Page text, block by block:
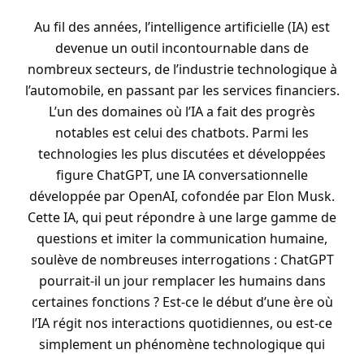
Au fil des années, l’intelligence artificielle (IA) est
devenue un outil incontournable dans de
nombreux secteurs, de l’industrie technologique à
l’automobile, en passant par les services financiers.
L’un des domaines où l’IA a fait des progrès
notables est celui des chatbots. Parmi les
technologies les plus discutées et développées
figure ChatGPT, une IA conversationnelle
développée par OpenAI, cofondée par Elon Musk.
Cette IA, qui peut répondre à une large gamme de
questions et imiter la communication humaine,
soulève de nombreuses interrogations : ChatGPT
pourrait-il un jour remplacer les humains dans
certaines fonctions ? Est-ce le début d’une ère où
l’IA régit nos interactions quotidiennes, ou est-ce
simplement un phénomène technologique qui